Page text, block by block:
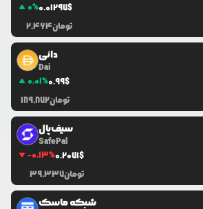
0%0.01297$
2,464تومان
دائی
Dai
0.01%0.99$
189,872تومان
سیف‌پال
SafePal
-0.13%0.2071$
39,337تومان
شبکه ماسک